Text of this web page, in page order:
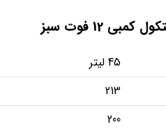
12 فوت سبز
45 لیتر
213
200